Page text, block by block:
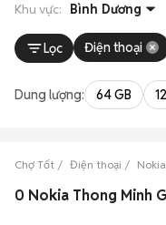
Khu vực: Bình Dương
Lọc Điện thoại
Dung lượng: 64 GB
Chợ Tốt Điện thoại
0 Nokia Thong Minh